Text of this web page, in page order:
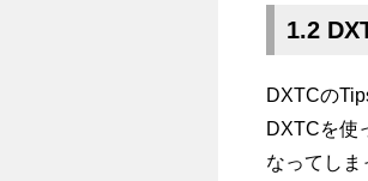
1.2
DXTCの
DXTCを使
なってしま